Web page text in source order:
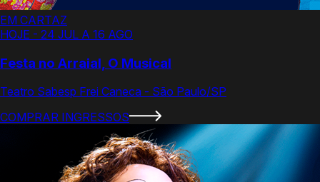
EM CARTAZ
HOJE - 24 JUL A 16 AGO
Festa no Arraial, O Musical
Teatro Sabesp Frei Caneca - São Paulo/SP
COMPRAR INGRESSOS